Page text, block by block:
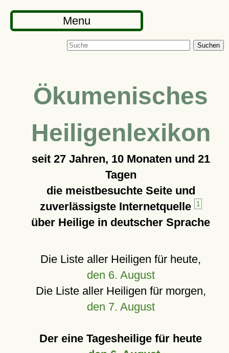
Menu
Suchen
Ökumenisches
Heiligenlexikon
seit 27 Jahren, 10 Monaten und 21
Tagen
die meistbesuchte Seite und
zuverlässigste Internetquelle
1
über Heilige in deutscher Sprache
Die Liste aller Heiligen für heute,
den 6. August
Die Liste aller Heiligen für morgen,
den 7. August
Der eine Tagesheilige für heute